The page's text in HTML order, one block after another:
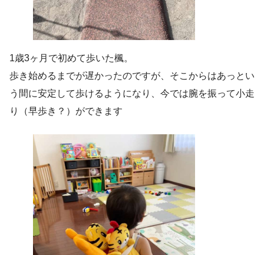
1歳3ヶ月で初めて歩いた楓。
歩き始めるまでが遅かったのですが、そこからはあっとい
う間に安定して歩けるようになり、今では腕を振って小走
り（早歩き？）ができます